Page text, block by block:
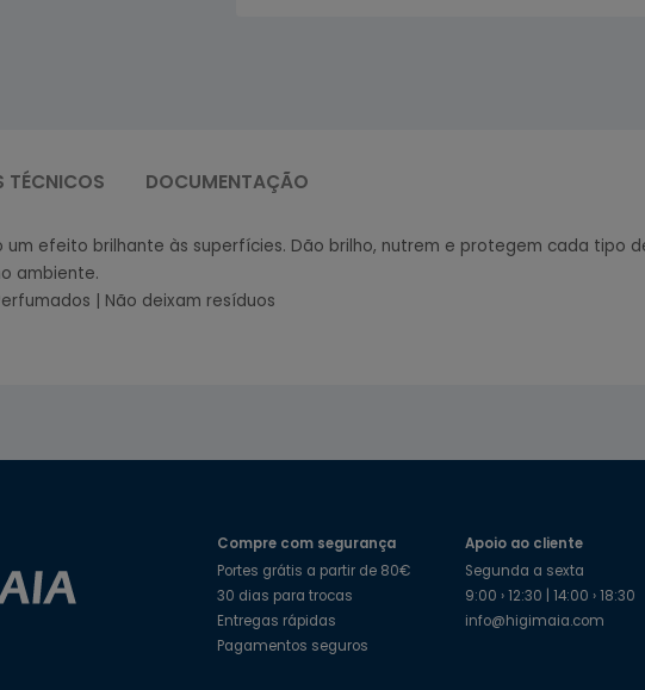
TÉCNICOS DOCUMENTAÇÃO
um efeito brilhante às superfícies. Dão brilho, nutrem e protegem cada
ambiente.
| Não deixam resíduos
Compre com segurança
Portes grátis a partir de 80€
30 dias para trocas
Entregas rápidas
Pagamentos seguros
Apoio ao cliente
Segunda a sexta
9:00 › 12:30 | 14:00 › 18:30
info@higimaia.com